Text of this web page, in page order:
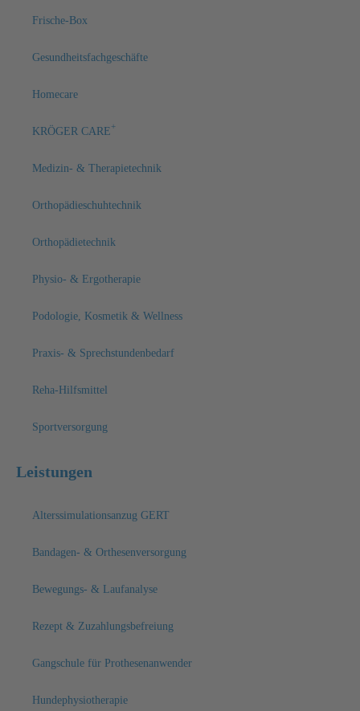
Frische-Box
Gesundheitsfachgeschäfte
Homecare
KRÖGER CARE+
Medizin- & Therapietechnik
Orthopädieschuhtechnik
Orthopädietechnik
Physio- & Ergotherapie
Podologie, Kosmetik & Wellness
Praxis- & Sprechstundenbedarf
Reha-Hilfsmittel
Sportversorgung
Leistungen
Alterssimulationsanzug GERT
Bandagen- & Orthesenversorgung
Bewegungs- & Laufanalyse
Rezept & Zuzahlungsbefreiung
Gangschule für Prothesenanwender
Hundephysiotherapie